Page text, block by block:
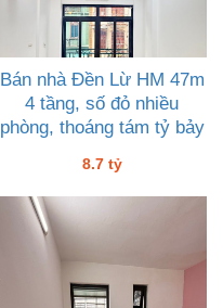
Bán nhà Đền Lừ HM 47m
4 tầng, số đỏ nhiều
phòng, thoáng tám tỷ bảy
8.7 tỷ